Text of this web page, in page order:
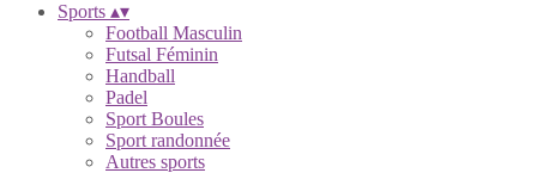
Sports ▴▾
Football Masculin
Futsal Féminin
Handball
Padel
Sport Boules
Sport randonnée
Autres sports